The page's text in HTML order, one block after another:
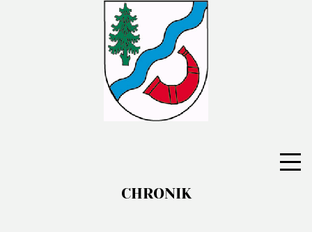
CHRONIK